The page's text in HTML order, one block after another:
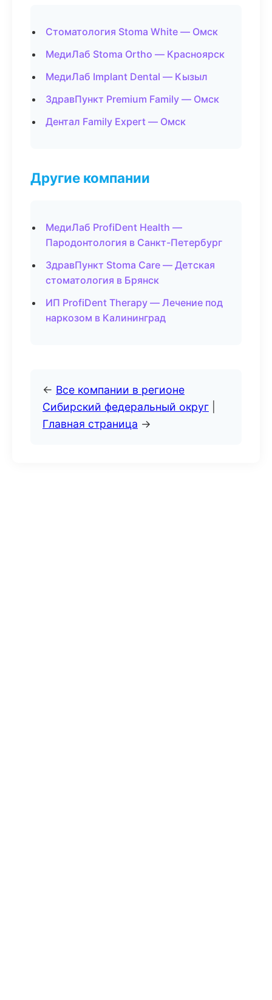
Стоматология Stoma White — Омск
МедиЛаб Stoma Ortho — Красноярск
МедиЛаб Implant Dental — Кызыл
ЗдравПункт Premium Family — Омск
Дентал Family Expert — Омск
Другие компании
МедиЛаб ProfiDent Health —
Пародонтология в Санкт-Петербург
ЗдравПункт Stoma Care — Детская
стоматология в Брянск
ИП ProfiDent Therapy — Лечение под
наркозом в Калининград
← Все компании в регионе
Сибирский федеральный округ
Главная страница →